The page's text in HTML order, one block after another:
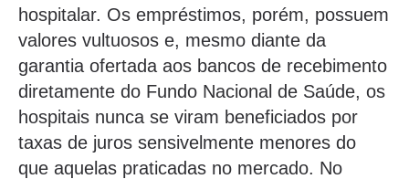
hospitalar. Os empréstimos, porém, possuem
valores vultuosos e, mesmo diante da
garantia ofertada aos bancos de recebimento
diretamente do Fundo Nacional de Saúde, os
hospitais nunca se viram beneficiados por
taxas de juros sensivelmente menores do
que aquelas praticadas no mercado. No